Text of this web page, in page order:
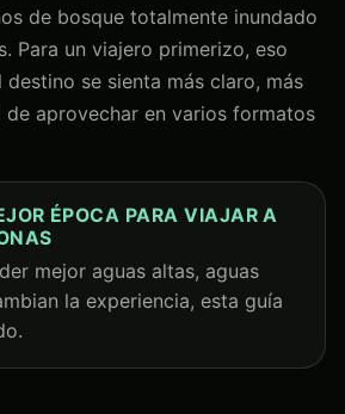
de bosque totalmente inundado
Para un viajero primerizo, eso
destino se sienta más claro, más
aprovechar en varios formatos
ÉPOCA PARA VIAJAR A
mejor aguas altas, aguas
la experiencia, esta guía